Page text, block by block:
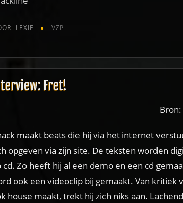
LEXIE VZP
Fret!
maakt beats die hij via het internet
opgeven via zijn site. De teksten worden
cd. Zo heeft hij al een demo en een cd
ook een videoclip bij gemaakt. Van kritiek
house maakt, trekt hij zich niks aan.